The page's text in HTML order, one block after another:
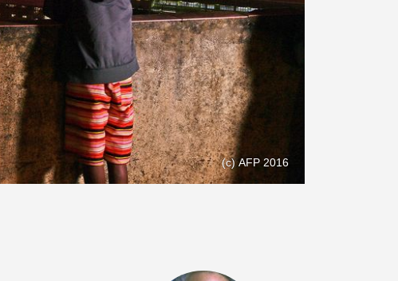
(с) AFP 2016